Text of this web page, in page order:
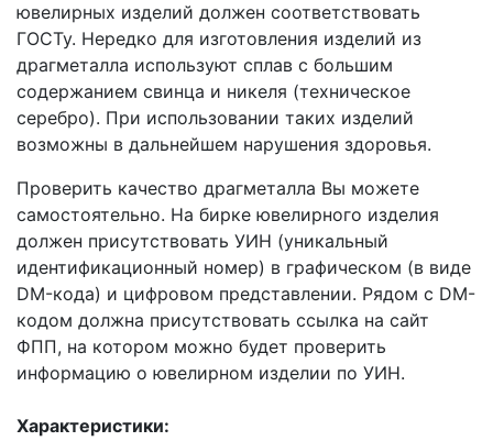
ювелирных изделий должен соответствовать
ГОСТу. Нередко для изготовления изделий из
драгметалла используют сплав с большим
содержанием свинца и никеля (техническое
серебро). При использовании таких изделий
возможны в дальнейшем нарушения здоровья.
Проверить качество драгметалла Вы можете
самостоятельно. На бирке ювелирного изделия
должен присутствовать УИН (уникальный
идентификационный номер) в графическом (в виде
DM-кода) и цифровом представлении. Рядом с DM-
кодом должна присутствовать ссылка на сайт
ФПП, на котором можно будет проверить
информацию о ювелирном изделии по УИН.
Характеристики: